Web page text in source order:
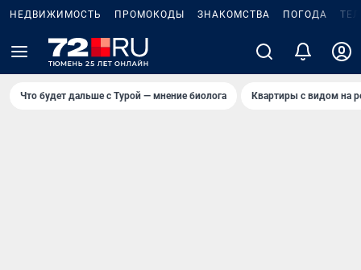
НЕДВИЖИМОСТЬ ПРОМОКОДЫ ЗНАКОМСТВА ПОГОДА
Что будет дальше с Турой — мнение биолога Квартиры с видом на